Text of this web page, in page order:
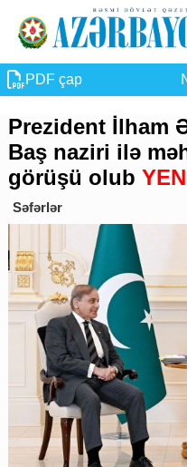
PDF çap
Prezident İlham
Baş naziri ilə
görüşü olub
Səfərlər